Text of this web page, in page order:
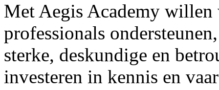
Met Aegis Academy
professionals
sterke, deskundige en
investeren in kennis en